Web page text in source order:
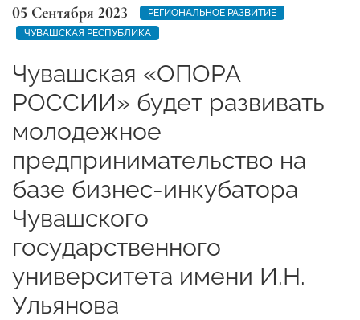
05 Сентября 2023
РЕГИОНАЛЬНОЕ РАЗВИТИЕ
ЧУВАШСКАЯ РЕСПУБЛИКА
Чувашская «ОПОРА
РОССИИ» будет развивать
молодежное
предпринимательство на
базе бизнес-инкубатора
Чувашского
государственного
университета имени И.Н.
Ульянова